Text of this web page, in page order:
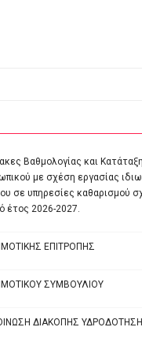
Βαθμολογίας και
με σχέση εργασίας
σε υπηρεσίες καθαρισμού
έτος 2026-2027.
ΕΠΙΤΡΟΠΗΣ
ΣΥΜΒΟΥΛΙΟΥ
ΔΙΑΚΟΠΗΣ